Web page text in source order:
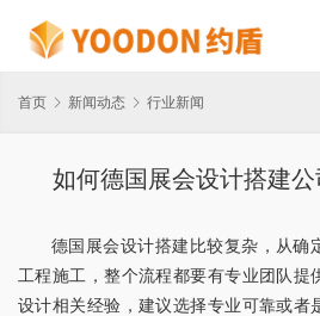
首页 新闻动态 行业新闻
如何德国展会设计搭建
德国展会设计搭建比较复杂，从确
工程施工，整个流程都要有专业团队提
设计相关经验，建议选择专业可靠或者